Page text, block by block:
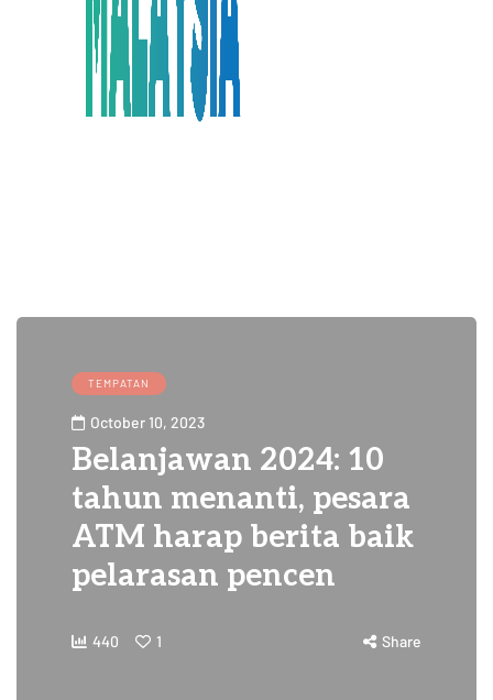
TEMPATAN
October 10, 2023
Belanjawan 2024: 10
tahun menanti, pesara
ATM harap berita baik
pelarasan pencen
440 1 Share